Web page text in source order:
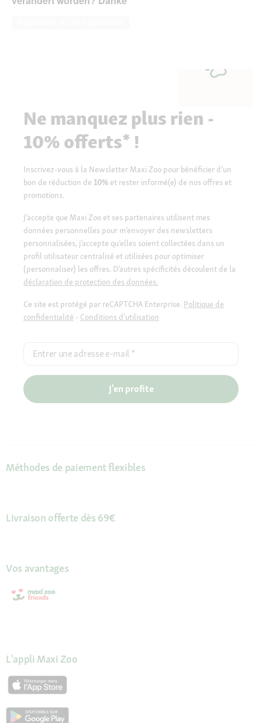
Ne manquez plus rien -
10% offerts* !
Inscrivez-vous à la Newsletter Maxi Zoo pour bénéficier d’un
bon de réduction de 10% et rester informé(e) de nos offres et
promotions.
J’accepte que Maxi Zoo et ses partenaires utilisent mes
données personnelles pour m’envoyer des newsletters
personnalisées, j’accepte qu’elles soient collectées dans un
profil utilisateur centralisé et utilisées pour optimiser
(personnaliser) les offres. D’autres spécificités découlent de la
déclaration de protection des données.
Ce site est protégé par reCAPTCHA Enterprise. Politique de
confidentialité - Conditions d'utilisation
Entrer une adresse e-mail *
J'en profite
Méthodes de paiement flexibles
Livraison offerte dès 69€
Vos avantages
L'appli Maxi Zoo